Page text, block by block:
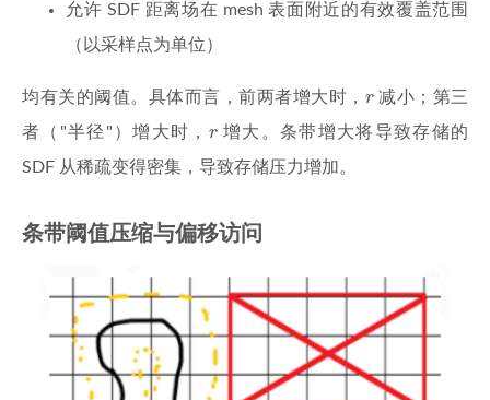
允许 SDF 距离场在 mesh 表面附近的有效覆盖范围
（以采样点为单位）
均有关的阈值。具体而言，前两者增大时， r
r减小；第三
者（"半径"）增大时， r
r增大。条带增大将导致存储的
SDF 从稀疏变得密集，导致存储压力增加。
条带阈值压缩与偏移访问